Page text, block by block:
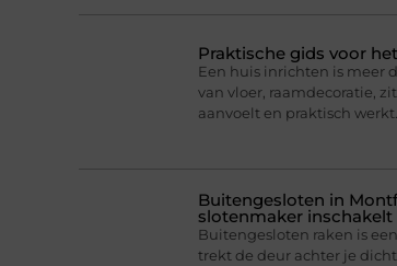
Praktische gids voor
Een huis inrichten is meer
van vloer, raamdecoratie,
aanvoelt en praktisch
Buitengesloten in
slotenmaker inschakelt
Buitengesloten raken is
trekt de deur achter je